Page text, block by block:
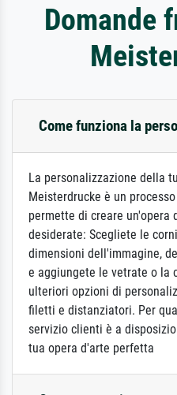
Domande
Come funziona la
La personalizzazione della
Meisterdrucke è un
permette di creare un'opera
desiderate: Scegliete le
dimensioni dell'immagine,
e aggiungete le vetrate o la
ulteriori opzioni di
filetti e distanziatori. Per
servizio clienti è a
tua opera d'arte perfetta